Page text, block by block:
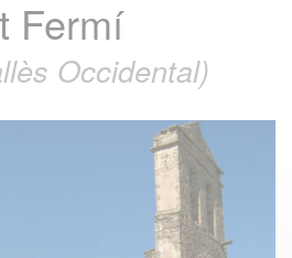
Fermí
Occidental)